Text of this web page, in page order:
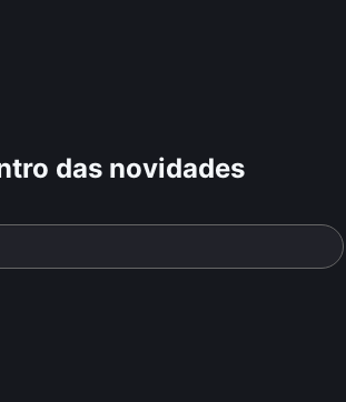
das novidades